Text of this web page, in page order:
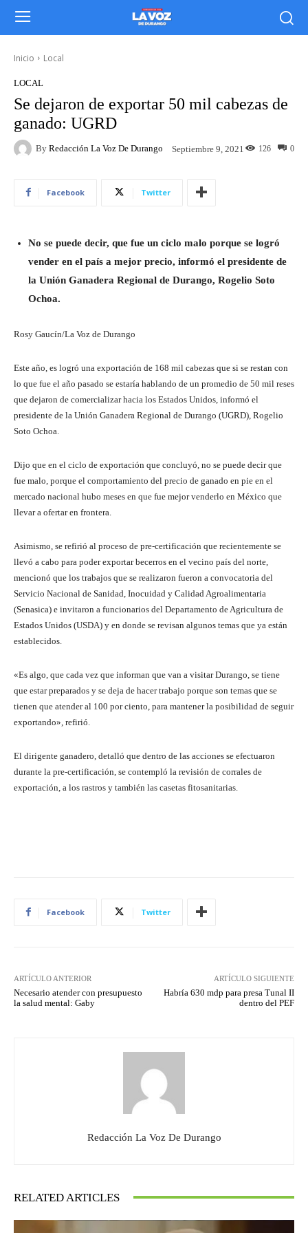
Inicio Local
LOCAL
Se dejaron de exportar 50 mil cabezas de
ganado: UGRD
By Redacción La Voz De Durango Septiembre 9, 2021 0
126
Facebook Twitter
No se puede decir, que fue un ciclo malo porque se logró
vender en el país a mejor precio, informó el presidente de
la Unión Ganadera Regional de Durango, Rogelio Soto
Ochoa.
Rosy Gaucín/La Voz de Durango
Este año, es logró una exportación de 168 mil cabezas que si se restan con
lo que fue el año pasado se estaría hablando de un promedio de 50 mil reses
que dejaron de comercializar hacia los Estados Unidos, informó el
presidente de la Unión Ganadera Regional de Durango (UGRD), Rogelio
Soto Ochoa.
Dijo que en el ciclo de exportación que concluyó, no se puede decir que
fue malo, porque el comportamiento del precio de ganado en pie en el
mercado nacional hubo meses en que fue mejor venderlo en México que
llevar a ofertar en frontera.
Asimismo, se refirió al proceso de pre-certificación que recientemente se
llevó a cabo para poder exportar becerros en el vecino país del norte,
mencionó que los trabajos que se realizaron fueron a convocatoria del
Servicio Nacional de Sanidad, Inocuidad y Calidad Agroalimentaria
(Senasica) e invitaron a funcionarios del Departamento de Agricultura de
Estados Unidos (USDA) y en donde se revisan algunos temas que ya están
establecidos.
«Es algo, que cada vez que informan que van a visitar Durango, se tiene
que estar preparados y se deja de hacer trabajo porque son temas que se
tienen que atender al 100 por ciento, para mantener la posibilidad de seguir
exportando», refirió.
El dirigente ganadero, detalló que dentro de las acciones se efectuaron
durante la pre-certificación, se contempló la revisión de corrales de
exportación, a los rastros y también las casetas fitosanitarias.
Facebook Twitter
ARTÍCULO ANTERIOR
Necesario atender con presupuesto
la salud mental: Gaby
ARTÍCULO SIGUIENTE
Habría 630 mdp para presa Tunal II
dentro del PEF
Redacción La Voz De Durango
RELATED ARTICLES